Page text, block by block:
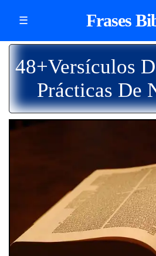
☰ Frases
48+Versículos
Prácticas De